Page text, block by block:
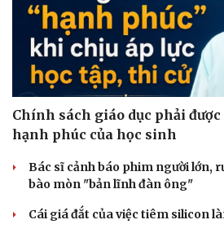
Chính sách giáo dục phải được
hạnh phúc của học sinh
Bác sĩ cảnh báo phim người lớn,
bào mòn "bản lĩnh đàn ông"
Cái giá đắt của việc tiêm silicon